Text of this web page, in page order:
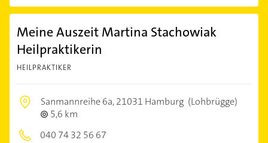
Meine Auszeit Martina Stachowiak
Heilpraktikerin
HEILPRAKTIKER
Sanmannreihe 6a,21031 Hamburg (Lohbrügge)
5,6 km
040 74 32 56 67